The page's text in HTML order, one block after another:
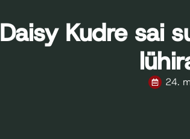
Daisy Kudre sai
24.